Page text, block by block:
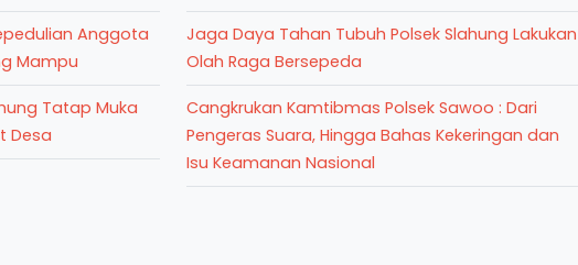
Anggota
Mampu
Tatap Muka
Desa
Jaga Daya Tahan Tubuh Polsek Slahung Lakukan
Olah Raga Bersepeda
Cangkrukan Kamtibmas Polsek Sawoo : Dari
Pengeras Suara, Hingga Bahas Kekeringan dan
Isu Keamanan Nasional